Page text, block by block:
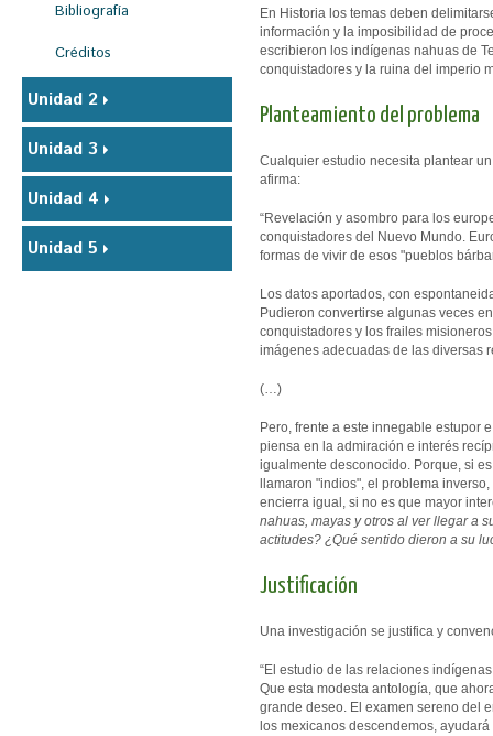
En Historia los temas deben
información y la imposibilidad de
escribieron los indígenas nahuas de
conquistadores y la ruina del imperio
Planteamiento del problema
Cualquier estudio necesita plantear
afirma:
“Revelación y asombro para los
conquistadores del Nuevo Mundo.
formas de vivir de esos "pueblos
Los datos aportados, con
Pudieron convertirse algunas veces
conquistadores y los frailes
imágenes adecuadas de las diversas
(…)
Pero, frente a este innegable estupor
piensa en la admiración e interés
igualmente desconocido. Porque, si
llamaron "indios", el problema
encierra igual, si no es que mayor
nahuas, mayas y otros al ver llegar a
actitudes? ¿Qué sentido dieron a su
Justificación
Una investigación se justifica y
“El estudio de las relaciones
Que esta modesta antología, que
grande deseo. El examen sereno del
los mexicanos descendemos,
Bibliografía
Créditos
Unidad 2
Unidad 3
Unidad 4
Unidad 5